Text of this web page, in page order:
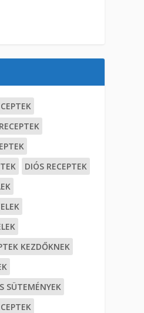
DIÓS RECEPTEK
KEZDŐKNEK
SÜTEMÉNYEK